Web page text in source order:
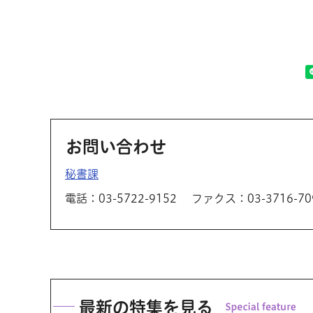
お問い合わせ
秘書課
電話：03-5722-9152 ファクス：03-3716-
最新の特集を見る